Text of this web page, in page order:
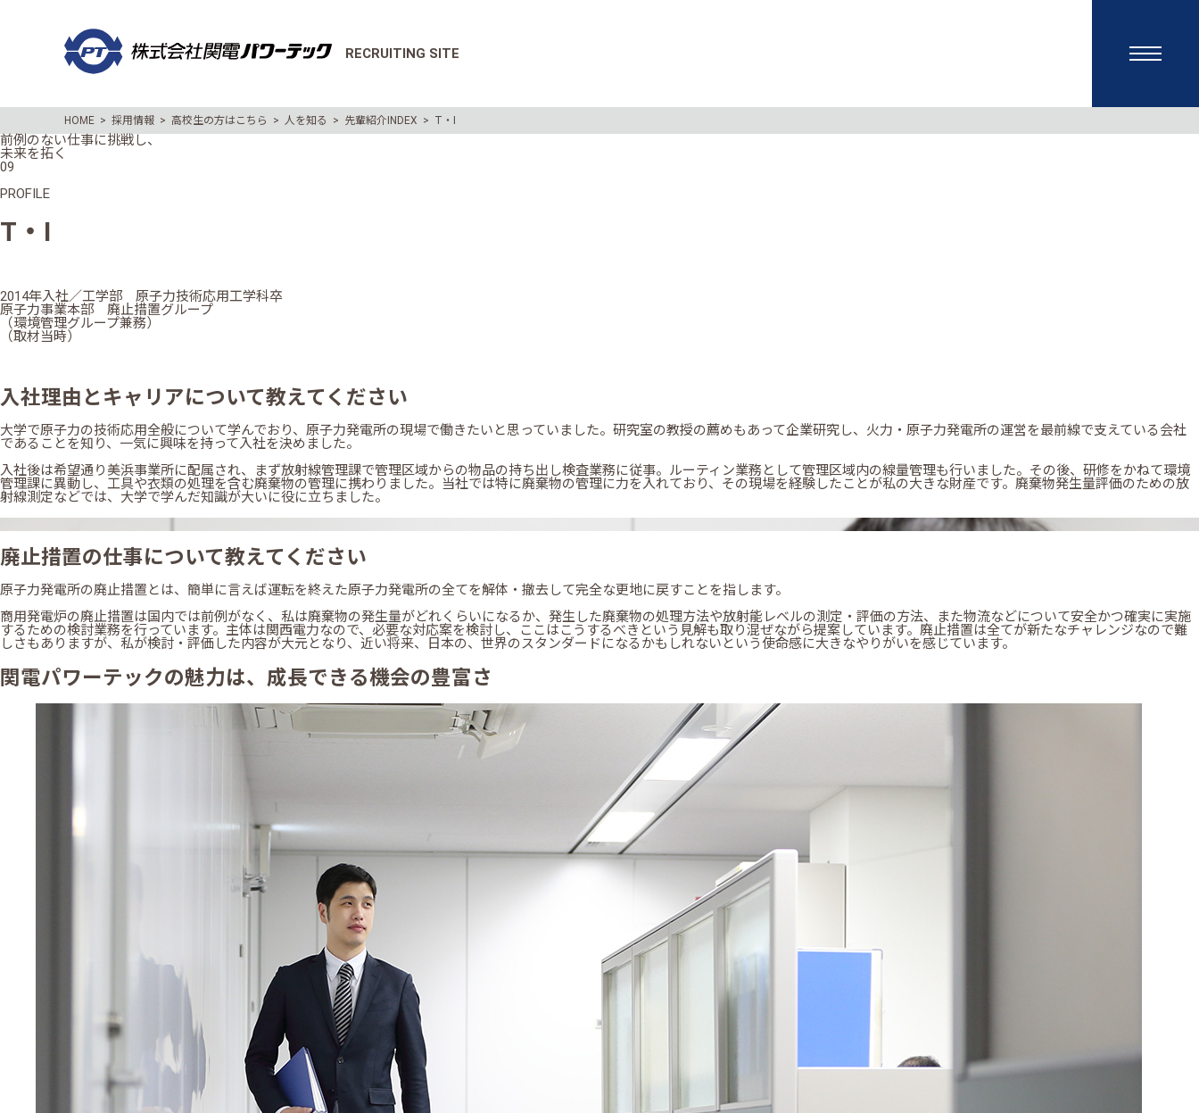
RECRUITING SITE
HOME > 採用情報 > 高校生の方はこちら > 人を知る > 先輩紹介INDEX > T・I
前例のない仕事に挑戦し、
未来を拓く
09
PROFILE
T・I
2014年入社／工学部 原子力技術応用工学科卒
原子力事業本部 廃止措置グループ
（環境管理グループ兼務）
（取材当時）
入社理由とキャリアについて教えてください
大学で原子力の技術応用全般について学んでおり、原子力発電所の現場で働きたいと思っていました。研究室の教授の薦めもあって企業研究し、火力・原子力発電所の運営を最前線で支えている会社
であることを知り、一気に興味を持って入社を決めました。
入社後は希望通り美浜事業所に配属され、まず放射線管理課で管理区域からの物品の持ち出し検査業務に従事。ルーティン業務として管理区域内の線量管理も行いました。その後、研修をかねて環境
管理課に異動し、工具や衣類の処理を含む廃棄物の管理に携わりました。当社では特に廃棄物の管理に力を入れており、その現場を経験したことが私の大きな財産です。廃棄物発生量評価のための放
射線測定などでは、大学で学んだ知識が大いに役に立ちました。
廃止措置の仕事について教えてください
原子力発電所の廃止措置とは、簡単に言えば運転を終えた原子力発電所の全てを解体・撤去して完全な更地に戻すことを指します。
商用発電炉の廃止措置は国内では前例がなく、私は廃棄物の発生量がどれくらいになるか、発生した廃棄物の処理方法や放射能レベルの測定・評価の方法、また物流などについて安全かつ確実に実施
するための検討業務を行っています。主体は関西電力なので、必要な対応案を検討し、ここはこうするべきという見解も取り混ぜながら提案しています。廃止措置は全てが新たなチャレンジなので難
しさもありますが、私が検討・評価した内容が大元となり、近い将来、日本の、世界のスタンダードになるかもしれないという使命感に大きなやりがいを感じています。
関電パワーテックの魅力は、成長できる機会の豊富さ